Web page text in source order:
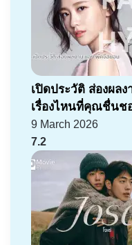
เปิดประวัติ ส่องผล
เรื่องไหนที่คุณชื่นช
9 March 2026
7.2